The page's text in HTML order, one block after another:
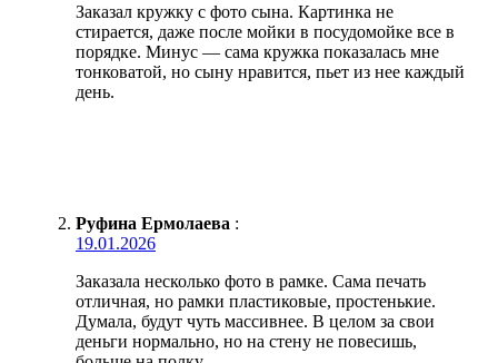
Заказал кружку с фото сына. Картинка не
стирается, даже после мойки в посудомойке все в
порядке. Минус — сама кружка показалась мне
тонковатой, но сыну нравится, пьет из нее каждый
день.
Руфина Ермолаева :
19.01.2026
Заказала несколько фото в рамке. Сама печать
отличная, но рамки пластиковые, простенькие.
Думала, будут чуть массивнее. В целом за свои
деньги нормально, но на стену не повесишь,